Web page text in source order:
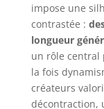
impose une
contrastée :
longueur
un rôle central
la fois
créateurs
décontraction,